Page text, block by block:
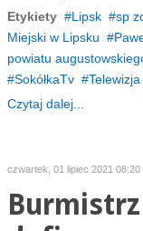
Etykiety
Lipsk sp
Miejski w Lipsku
powiatu
SokółkaTv
Telewizja
Czytaj dalej...
czwartek, 01 lipiec 2021 08:20
Burmistrz